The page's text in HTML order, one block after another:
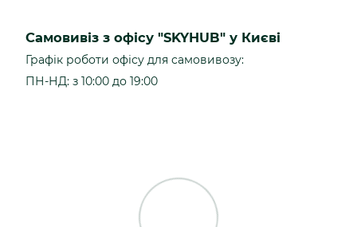
Самовивіз з офісу "SKYHUB" у Києві
Графік роботи офісу для самовивозу:
ПН-НД: з 10:00 до 19:00